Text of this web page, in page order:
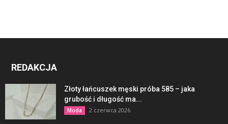
REDAKCJA
Złoty łańcuszek męski próba 585 – jaka
grubość i długość ma...
Moda 2 czerwca 2026